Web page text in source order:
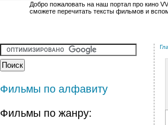
Добро пожаловать на наш портал про кино
сможете перечитать тексты фильмов и
Фильмы по алфавиту
Фильмы по жанру: